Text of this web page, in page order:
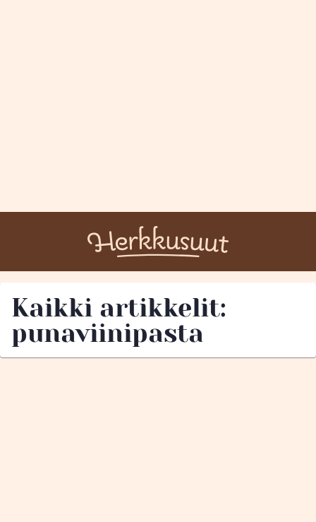
Kaikki artikkelit:
punaviinipasta